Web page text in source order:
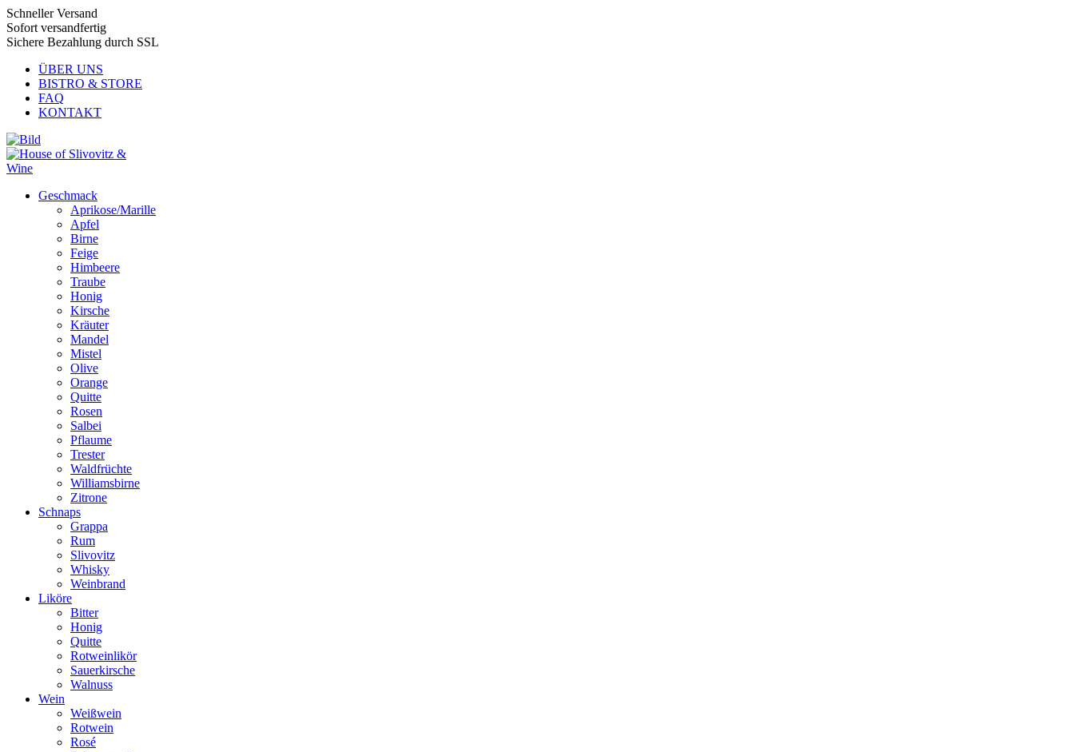
Schneller Versand
Sofort versandfertig
Sichere Bezahlung durch SSL
ÜBER UNS
BISTRO & STORE
FAQ
KONTAKT
Geschmack
Aprikose/Marille
Apfel
Birne
Feige
Himbeere
Traube
Honig
Kirsche
Kräuter
Mandel
Mistel
Olive
Orange
Quitte
Rosen
Salbei
Pflaume
Trester
Waldfrüchte
Williamsbirne
Zitrone
Schnaps
Grappa
Rum
Slivovitz
Whisky
Weinbrand
Liköre
Bitter
Honig
Quitte
Rotweinlikör
Sauerkirsche
Walnuss
Wein
Weißwein
Rotwein
Rosé